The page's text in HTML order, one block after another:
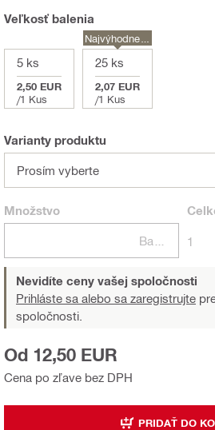
Veľkosť balenia
5 ks
2,50 EUR
/1 Kus
25 ks
2,07 EUR
/1 Kus
Najvýhodnejši
e
Varianty produktu
Prosím vyberte
Množstvo
1
Nevidíte ceny vašej spoločnosti
Prihláste sa alebo sa zaregistrujte
spoločnosti.
Cena po zľave bez DPH
Od 12,50 EUR
PRIDAŤ DO